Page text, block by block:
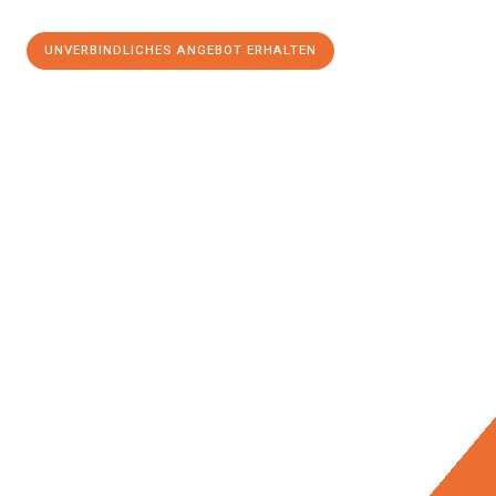
UNVERBINDLICHES ANGEBOT ERHALTEN